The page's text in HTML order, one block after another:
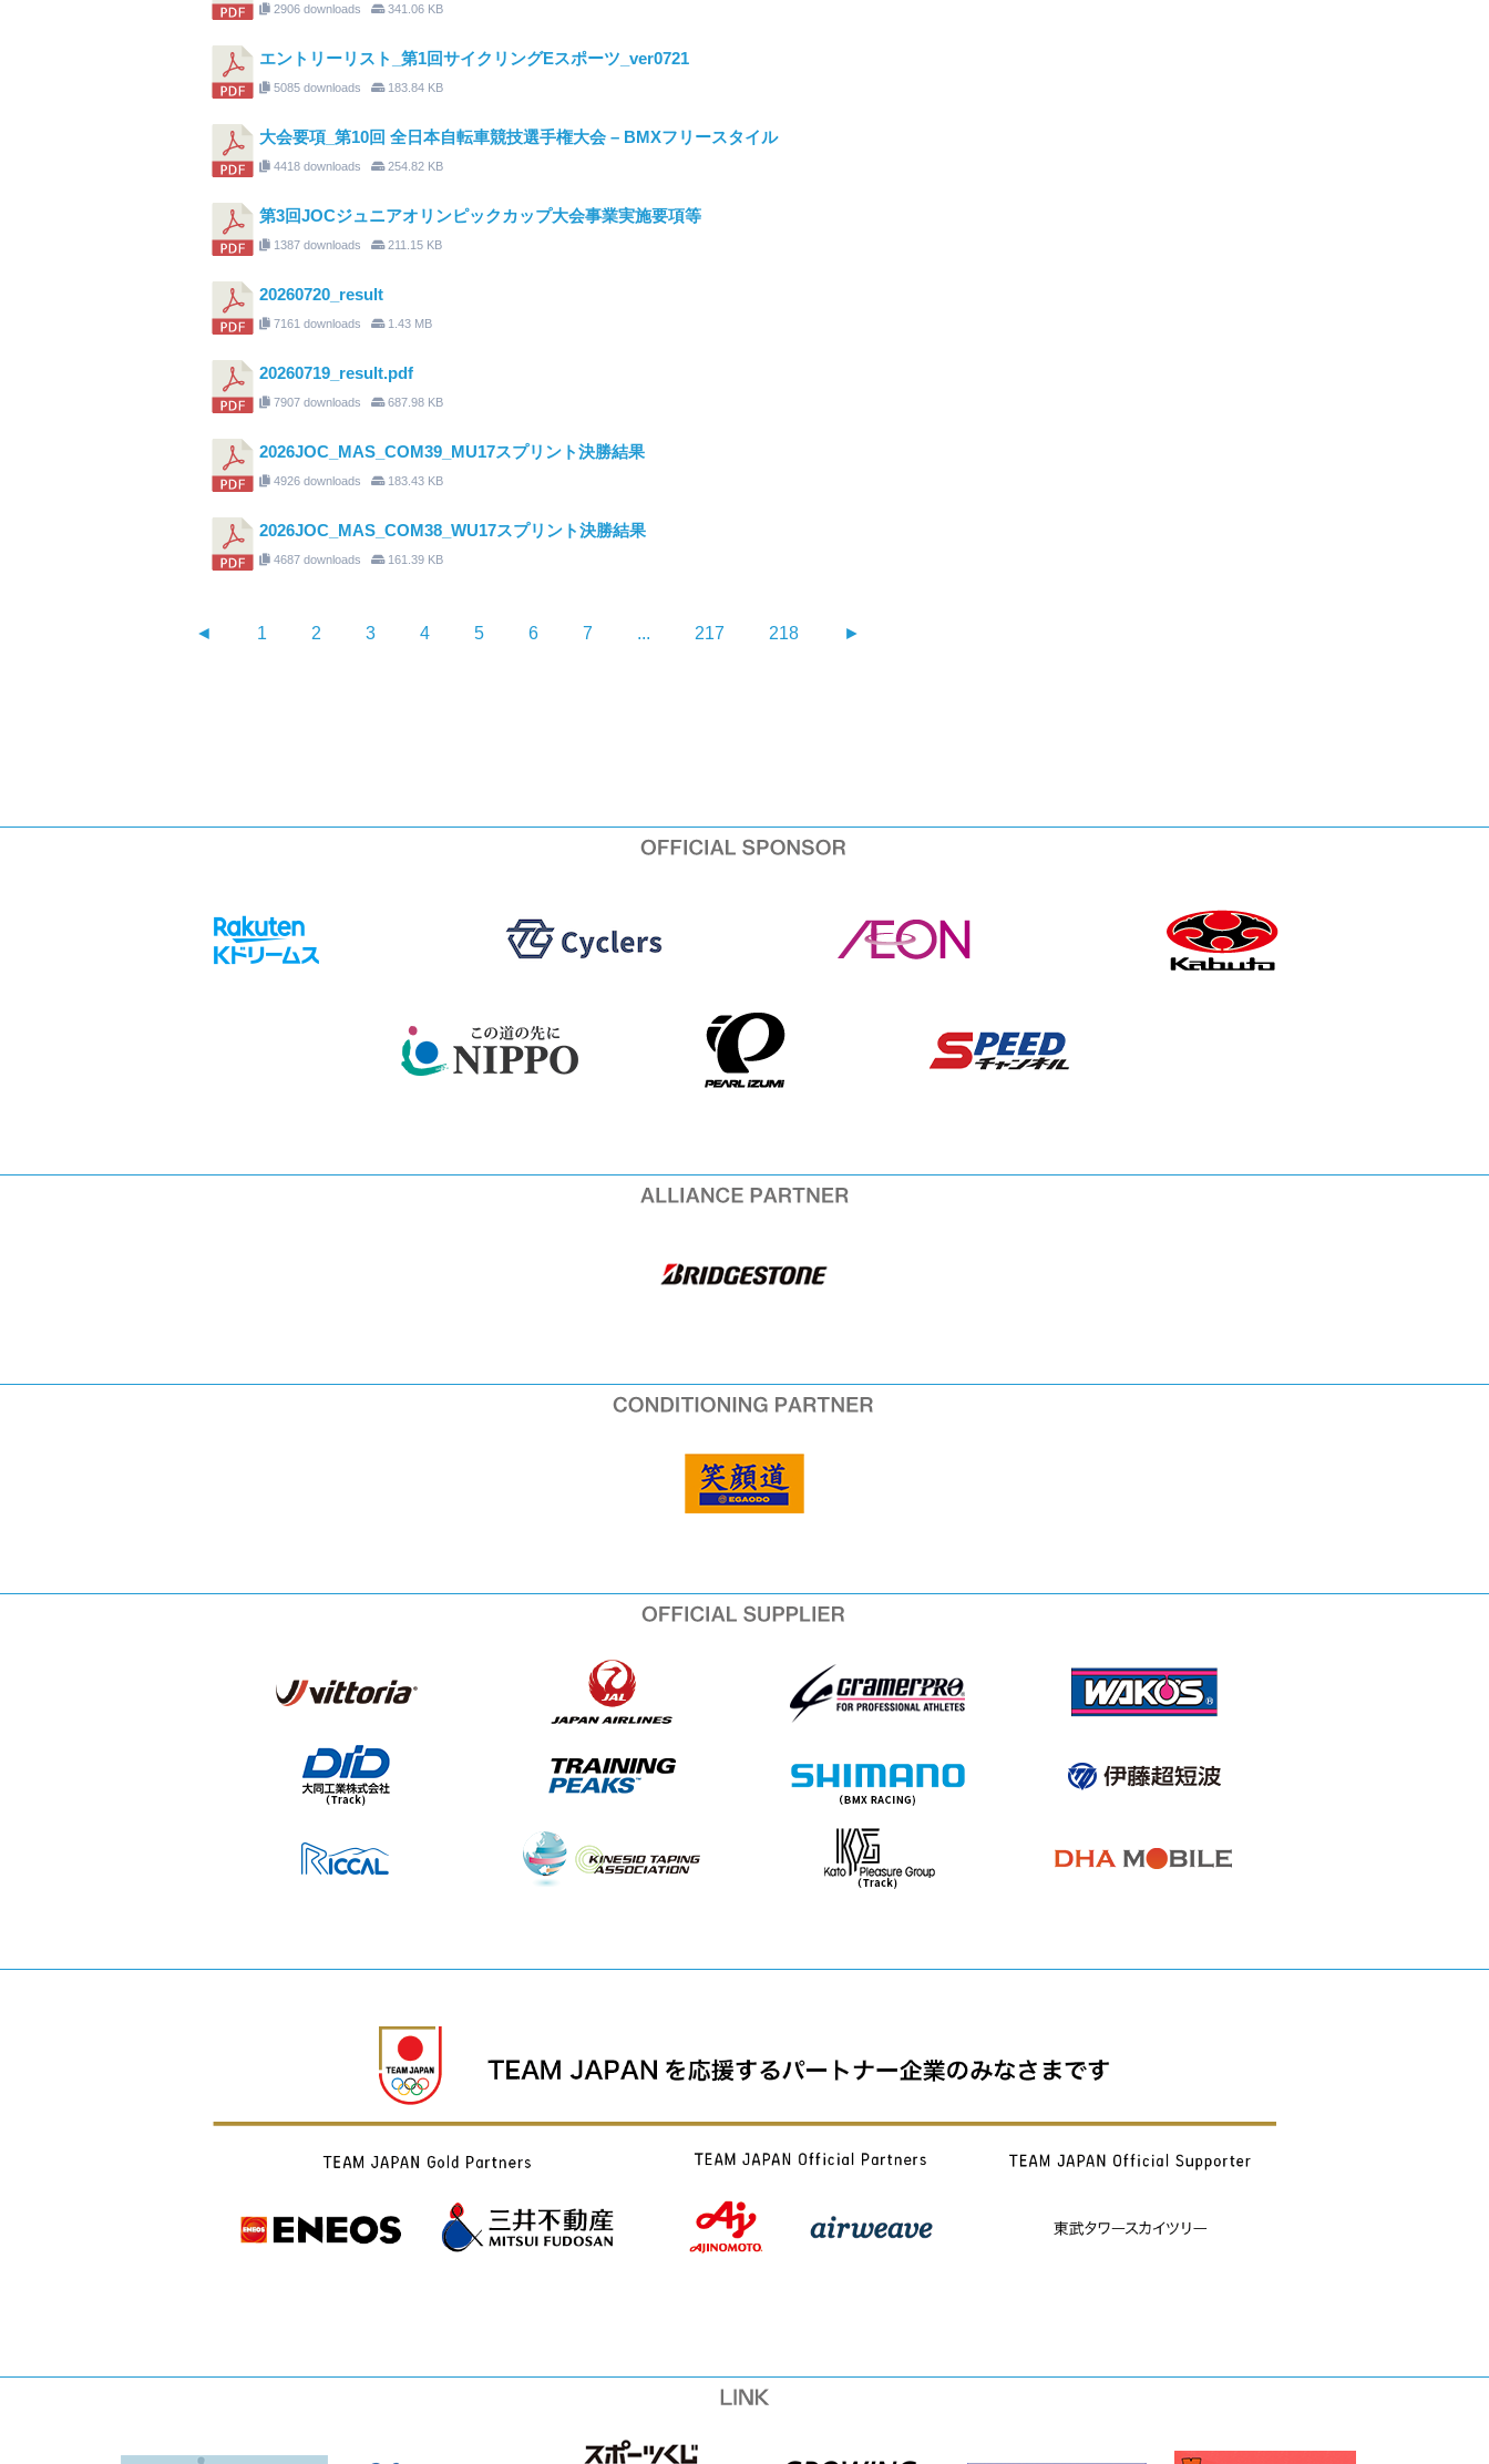
2906 downloads 341.06 KB
エントリーリスト_第1回サイクリングEスポーツ_ver0721
5085 downloads 183.84 KB
大会要項_第10回 全日本自転車競技選手権大会 – BMXフリースタイル
4418 downloads 254.82 KB
第3回JOCジュニアオリンピックカップ大会事業実施要項等
1387 downloads 211.15 KB
20260720_result
7161 downloads 1.43 MB
20260719_result.pdf
7907 downloads 687.98 KB
2026JOC_MAS_COM39_MU17スプリント決勝結果
4926 downloads 183.43 KB
2026JOC_MAS_COM38_WU17スプリント決勝結果
4687 downloads 161.39 KB
◄ 1 2 3 4 5 6 7 ... 217 218 ►